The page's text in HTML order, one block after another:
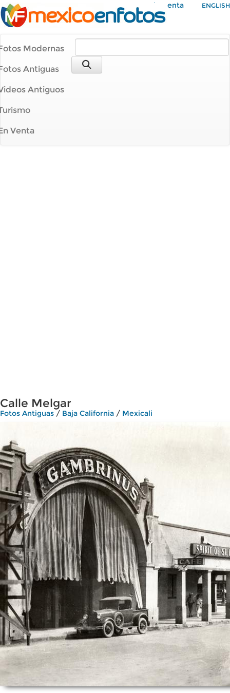
Mi Cuenta ENGLISH
Modernas
Antiguas
Antiguos
Venta
Calle Melgar
Fotos Antiguas / Baja California / Mexicali